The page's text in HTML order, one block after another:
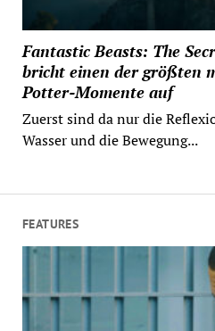
Fantastic Beasts: The
bricht einen der größten
Potter-Momente auf
Zuerst sind da nur die
Wasser und die Bewegung...
FEATURES